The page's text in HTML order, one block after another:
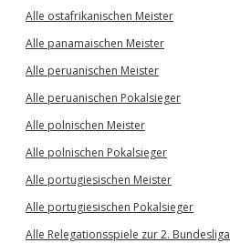
Alle ostafrikanischen Meister
Alle panamaischen Meister
Alle peruanischen Meister
Alle peruanischen Pokalsieger
Alle polnischen Meister
Alle polnischen Pokalsieger
Alle portugiesischen Meister
Alle portugiesischen Pokalsieger
Alle Relegationsspiele zur 2. Bundesliga